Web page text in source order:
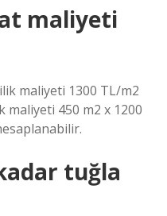
maliyeti
maliyeti 1300 TL/m2
maliyeti 450 m2 x 1200
tuğla